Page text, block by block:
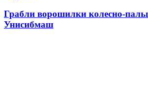
Грабли ворошилки колесно-
Унисибмаш